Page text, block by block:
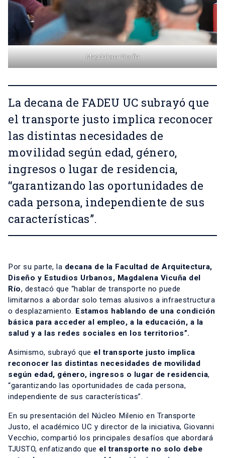
Magdalena Vicuña
La decana de FADEU UC subrayó que
el transporte justo implica reconocer
las distintas necesidades de
movilidad según edad, género,
ingresos o lugar de residencia,
“garantizando las oportunidades de
cada persona, independiente de sus
características”.
Por su parte, la decana de la Facultad de Arquitectura,
Diseño y Estudios Urbanos, Magdalena Vicuña del
Río, destacó que “hablar de transporte no puede
limitarnos a abordar solo temas alusivos a infraestructura
o desplazamiento. Estamos hablando de una condición
básica para acceder al empleo, a la educación, a la
salud y a las redes sociales en los territorios”.
Asimismo, subrayó que el transporte justo implica
reconocer las distintas necesidades de movilidad
según edad, género, ingresos o lugar de residencia,
“garantizando las oportunidades de cada persona,
independiente de sus características”.
En su presentación del Núcleo Milenio en Transporte
Justo, el académico UC y director de la iniciativa, Giovanni
Vecchio, compartió los principales desafíos que abordará
TJUSTO, enfatizando que el transporte no solo debe